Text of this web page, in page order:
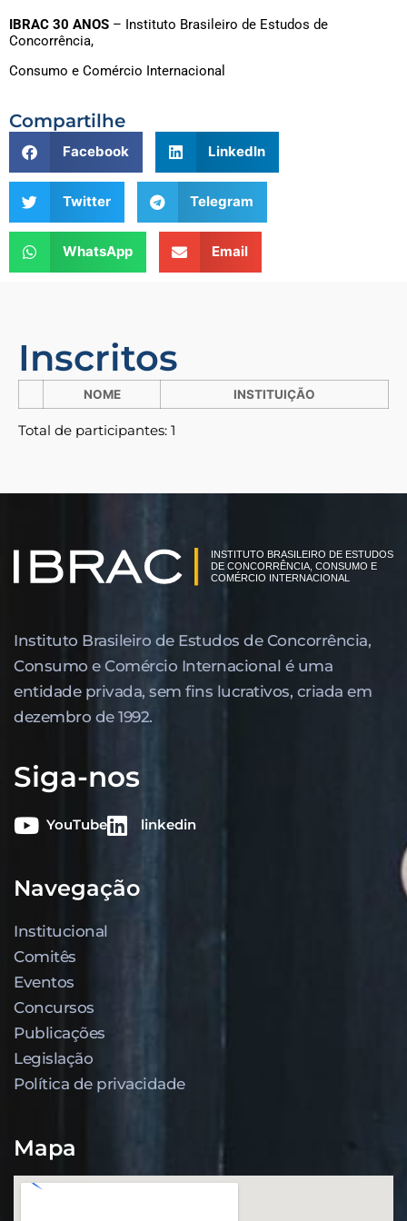
IBRAC 30 ANOS – Instituto Brasileiro de Estudos de
Concorrência,
Consumo e Comércio Internacional
Compartilhe
Facebook LinkedIn
Twitter Telegram
WhatsApp Email
Inscritos
NOME INSTITUIÇÃO
Total de participantes: 1
Instituto Brasileiro de Estudos de Concor­rência,
Consumo e Comércio Internacional é uma
entidade privada, sem fins lucrativos, criada em
dezembro de 1992.
Siga-nos
YouTube linkedin
Navegação
Institucional
Comitês
Eventos
Concursos
Publicações
Legislação
Política de privacidade
Mapa